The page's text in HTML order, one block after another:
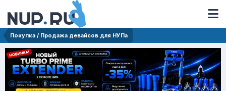
Покупка / Продажа девайсов для НУПа